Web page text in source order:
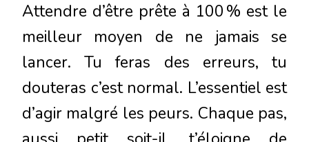
Attendre d’être prête à 100 % est le
meilleur moyen de ne jamais se
lancer. Tu feras des erreurs, tu
douteras c’est normal. L’essentiel est
d’agir malgré les peurs. Chaque pas,